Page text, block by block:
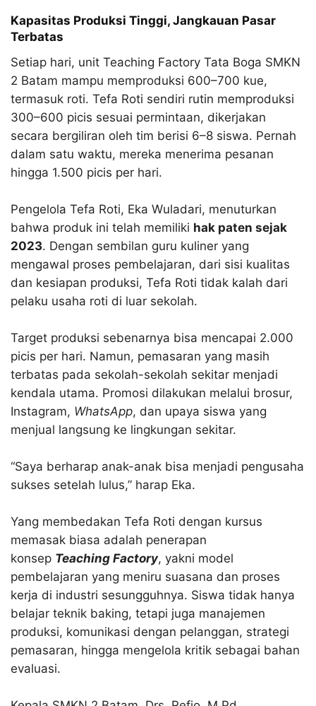
Kapasitas Produksi Tinggi, Jangkauan Pasar
Terbatas
Setiap hari, unit Teaching Factory Tata Boga SMKN
2 Batam mampu memproduksi 600–700 kue,
termasuk roti. Tefa Roti sendiri rutin memproduksi
300–600 picis sesuai permintaan, dikerjakan
secara bergiliran oleh tim berisi 6–8 siswa. Pernah
dalam satu waktu, mereka menerima pesanan
hingga 1.500 picis per hari.​
Pengelola Tefa Roti, Eka Wuladari, menuturkan
bahwa produk ini telah memiliki hak paten sejak
2023. Dengan sembilan guru kuliner yang
mengawal proses pembelajaran, dari sisi kualitas
dan kesiapan produksi, Tefa Roti tidak kalah dari
pelaku usaha roti di luar sekolah.​
Target produksi sebenarnya bisa mencapai 2.000
picis per hari. Namun, pemasaran yang masih
terbatas pada sekolah-sekolah sekitar menjadi
kendala utama. Promosi dilakukan melalui brosur,
Instagram, WhatsApp, dan upaya siswa yang
menjual langsung ke lingkungan sekitar.​
“Saya berharap anak-anak bisa menjadi pengusaha
sukses setelah lulus,” harap Eka.​
Yang membedakan Tefa Roti dengan kursus
memasak biasa adalah penerapan
konsep Teaching Factory, yakni model
pembelajaran yang meniru suasana dan proses
kerja di industri sesungguhnya. Siswa tidak hanya
belajar teknik baking, tetapi juga manajemen
produksi, komunikasi dengan pelanggan, strategi
pemasaran, hingga mengelola kritik sebagai bahan
evaluasi.​